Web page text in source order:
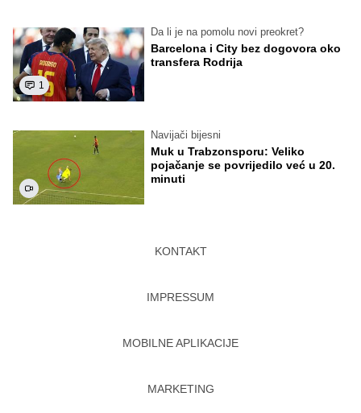
1
Da li je na pomolu novi preokret?
Barcelona i City bez dogovora oko
transfera Rodrija
Navijači bijesni
Muk u Trabzonsporu: Veliko
pojačanje se povrijedilo već u 20.
minuti
KONTAKT
IMPRESSUM
MOBILNE APLIKACIJE
MARKETING